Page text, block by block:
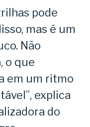
pode
mas é um
Não
o que
em um ritmo
explica
do